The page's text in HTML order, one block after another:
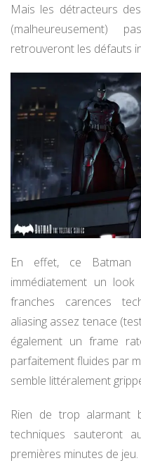
Mais les détracteurs
(malheureusement)
retrouveront les défauts
En effet, ce Batman
immédiatement un
franches carences
aliasing assez tenace
également un frame
parfaitement fluides par
semble littéralement
Rien de trop alarmant
techniques sauteront
premières minutes de jeu.